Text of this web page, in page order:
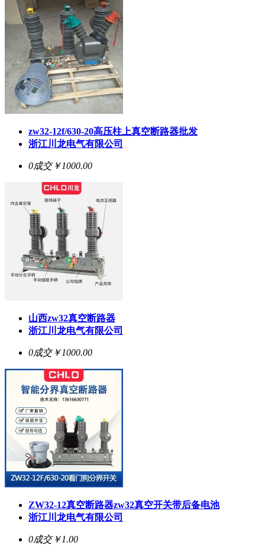
zw32-12f/630-20高压柱上真空断路器批发
浙江川龙电气有限公司
0成交￥1000.00
山西zw32真空断路器
浙江川龙电气有限公司
0成交￥1000.00
ZW32-12真空断路器zw32真空开关带后备电池
浙江川龙电气有限公司
0成交￥1.00